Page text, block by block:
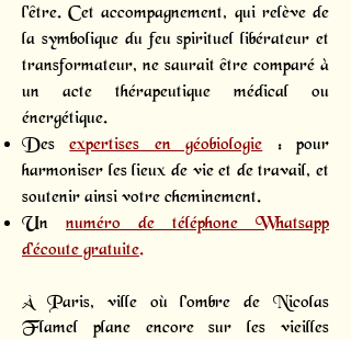
l'être. Cet accompagnement, qui relève de
la symbolique du feu spirituel libérateur et
transformateur, ne saurait être comparé à
un acte thérapeutique médical ou
énergétique.
Desexpertises en géobiologie: pour
harmoniser les lieux de vie et de travail, et
soutenir ainsi votre cheminement.
Un numéro de téléphone Whatsapp
d’écoute gratuite.
À Paris, ville où l’ombre de Nicolas
Flamel plane encore sur les vieilles